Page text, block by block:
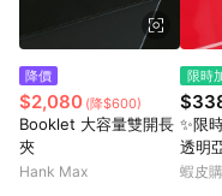
水果專區 / 親子理財書單 /
pokemon玩具 / 世界名著 /
降價
$2,080 (降$600)
Booklet 大容量雙開長
夾
Hank Max
限時
✨限
透明
開門
蝦皮